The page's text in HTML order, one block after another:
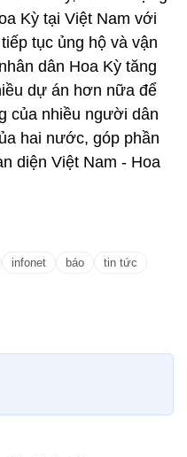
Kỳ tại Việt Nam với
tục ủng hộ và vận
dân Hoa Kỳ tăng
dự án hơn nữa để
của nhiều người dân
hai nước, góp phần
diện Việt Nam - Hoa
infonet báo
tin tức